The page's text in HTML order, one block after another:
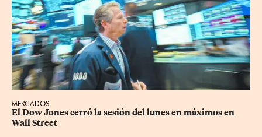
MERCADOS
El Dow Jones cerró la sesión del lunes en máximos en
Wall Street